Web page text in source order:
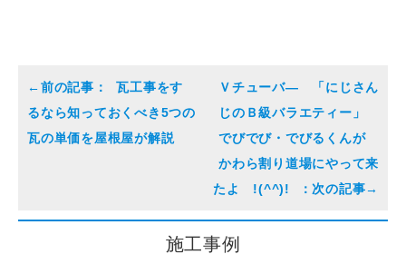
瓦工事をす
るなら知っておくべき5つの
瓦の単価を屋根屋が解説
Ｖチューバ― 「にじさん
じのＢ級バラエティー」
でびでび・でびるくんが
かわら割り道場にやって来
たよ !(^^)!
施工事例